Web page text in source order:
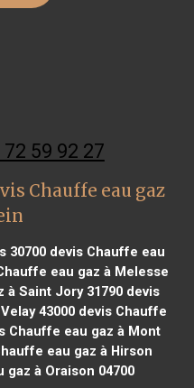
59 92 27
Chauffe eau gaz
30700devis Chauffe eau
eau gaz à Melesse
à Saint Jory 31790 devis
43000 devis Chauffe
Chauffe eau gaz à Mont
eau gaz à Hirson
à Oraison 04700